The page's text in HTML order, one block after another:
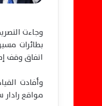
وجاءت
بطائرات
اتفاق وقف
وأفادت
مواقع رادار